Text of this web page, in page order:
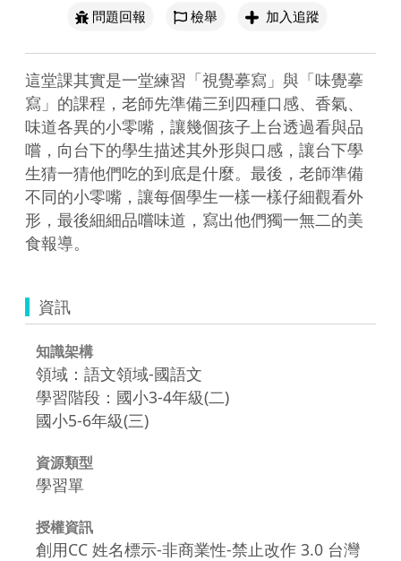
問題回報
檢舉 加入追蹤
這堂課其實是一堂練習「視覺摹寫」與「味覺摹
寫」的課程，老師先準備三到四種口感、香氣、
味道各異的小零嘴，讓幾個孩子上台透過看與品
嚐，向台下的學生描述其外形與口感，讓台下學
生猜一猜他們吃的到底是什麼。最後，老師準備
不同的小零嘴，讓每個學生一樣一樣仔細觀看外
形，最後細細品嚐味道，寫出他們獨一無二的美
食報導。
資訊
知識架構
領域：語文領域-國語文
學習階段：國小3-4年級(二)
國小5-6年級(三)
資源類型
學習單
授權資訊
創用CC 姓名標示-非商業性-禁止改作 3.0 台灣